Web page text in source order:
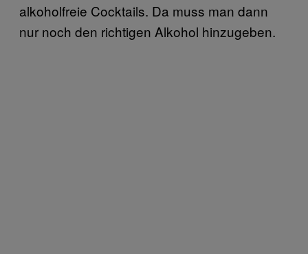
alkoholfreie Cocktails. Da muss man dann
nur noch den richtigen Alkohol hinzugeben.